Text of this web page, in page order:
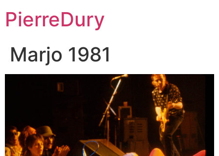
contenu
PierreDury
Marjo 1981